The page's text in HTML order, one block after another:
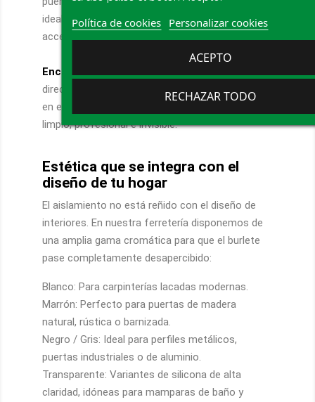
ideal para puertas pesadas de madera exterior o
accesos de locales comerciales.
Encastrados
directamente en una ranura o canal preexistente
en el marco de la puerta. Brindan el acabado más
limpio, profesional e invisible.
Estética que se integra con el
diseño de tu hogar
El aislamiento no está reñido con el diseño de
interiores. En nuestra ferretería disponemos de
una amplia gama cromática para que el burlete
pase completamente desapercibido:
Blanco: Para carpinterías lacadas modernas.
Marrón: Perfecto para puertas de madera
natural, rústica o barnizada.
Negro / Gris: Ideal para perfiles metálicos,
puertas industriales o de aluminio.
Transparente: Variantes de silicona de alta
claridad, idóneas para mamparas de baño y
Política de cookies Personalizar cookies
RECHAZAR TODO
ACEPTO